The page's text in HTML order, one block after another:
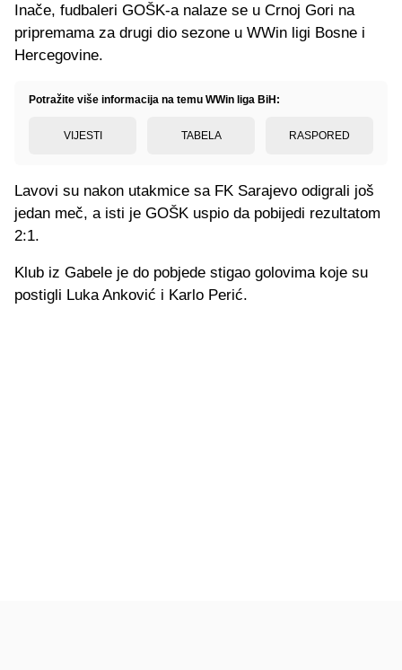
Inače, fudbaleri GOŠK-a nalaze se u Crnoj Gori na
pripremama za drugi dio sezone u WWin ligi Bosne i
Hercegovine.
Potražite više informacija na temu WWin liga BiH:
VIJESTI TABELA RASPORED
Lavovi su nakon utakmice sa FK Sarajevo odigrali još
jedan meč, a isti je GOŠK uspio da pobijedi rezultatom
2:1.
Klub iz Gabele je do pobjede stigao golovima koje su
postigli Luka Anković i Karlo Perić.